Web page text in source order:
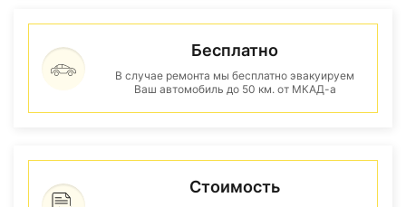
Бесплатно
В случае ремонта мы бесплатно эвакуируем
Ваш автомобиль до 50 км. от МКАД-а
Стоимость